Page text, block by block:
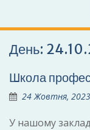
День:
Школа
24 Жовтня, 2023
У нашому